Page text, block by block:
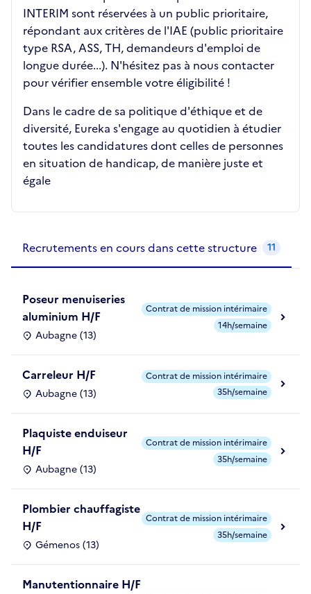
INTERIM sont réservées à un public prioritaire,
répondant aux critères de l'IAE (public prioritaire
type RSA, ASS, TH, demandeurs d'emploi de
longue durée...). N'hésitez pas à nous contacter
pour vérifier ensemble votre éligibilité !
Dans le cadre de sa politique d'éthique et de
diversité, Eureka s'engage au quotidien à étudier
toutes les candidatures dont celles de personnes
en situation de handicap, de manière juste et
égale
Recrutements en cours dans cette structure 11
Poseur menuiseries
aluminium H/F
Aubagne (13)
Contrat de mission intérimaire
14h/semaine
Carreleur H/F
Aubagne (13)
Contrat de mission intérimaire
35h/semaine
Plaquiste enduiseur
H/F
Aubagne (13)
Contrat de mission intérimaire
35h/semaine
Plombier chauffagiste
H/F
Gémenos (13)
Contrat de mission intérimaire
35h/semaine
Manutentionnaire H/F